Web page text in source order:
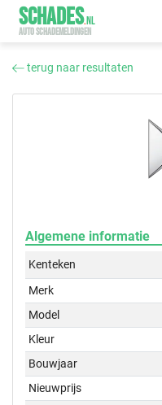
SCHADES.NL
AUTO SCHADEMELDINGEN
terug naar resultaten
Algemene informatie
Kenteken
Merk
Model
Kleur
Bouwjaar
Nieuwprijs